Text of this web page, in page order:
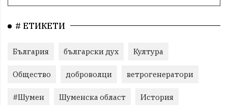
# ЕТИКЕТИ
България български дух Култура
Общество доброволци ветрогенератори
#Шумен Шуменска област История